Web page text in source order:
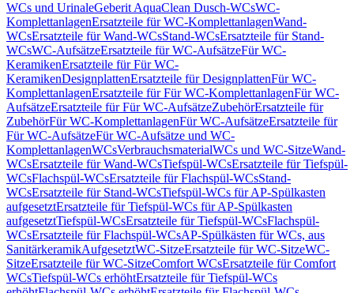
WCs und UrinaleGeberit AquaClean Dusch-WCsWC-
KomplettanlagenErsatzteile für WC-KomplettanlagenWand-
WCsErsatzteile für Wand-WCsStand-WCsErsatzteile für Stand-
WCsWC-AufsätzeErsatzteile für WC-AufsätzeFür WC-
KeramikenErsatzteile für Für WC-
KeramikenDesignplattenErsatzteile für DesignplattenFür WC-
KomplettanlagenErsatzteile für Für WC-KomplettanlagenFür WC-
AufsätzeErsatzteile für Für WC-AufsätzeZubehörErsatzteile für
ZubehörFür WC-KomplettanlagenFür WC-AufsätzeErsatzteile für
Für WC-AufsätzeFür WC-Aufsätze und WC-
KomplettanlagenWCsVerbrauchsmaterialWCs und WC-SitzeWand-
WCsErsatzteile für Wand-WCsTiefspül-WCsErsatzteile für Tiefspül-
WCsFlachspül-WCsErsatzteile für Flachspül-WCsStand-
WCsErsatzteile für Stand-WCsTiefspül-WCs für AP-Spülkasten
aufgesetztErsatzteile für Tiefspül-WCs für AP-Spülkasten
aufgesetztTiefspül-WCsErsatzteile für Tiefspül-WCsFlachspül-
WCsErsatzteile für Flachspül-WCsAP-Spülkästen für WCs, aus
SanitärkeramikAufgesetztWC-SitzeErsatzteile für WC-SitzeWC-
SitzeErsatzteile für WC-SitzeComfort WCsErsatzteile für Comfort
WCsTiefspül-WCs erhöhtErsatzteile für Tiefspül-WCs